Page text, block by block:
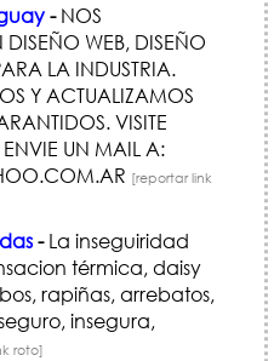
-NOS
WEB, DISEÑO
LA INDUSTRIA.
Y ACTUALIZAMOS
VISITE
UN MAIL A:
[reportar link
-La inseguiridad
térmica, daisy
rapiñas, arrebatos,
insegura,
roto]